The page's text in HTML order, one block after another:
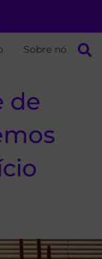
Sobre nós
de